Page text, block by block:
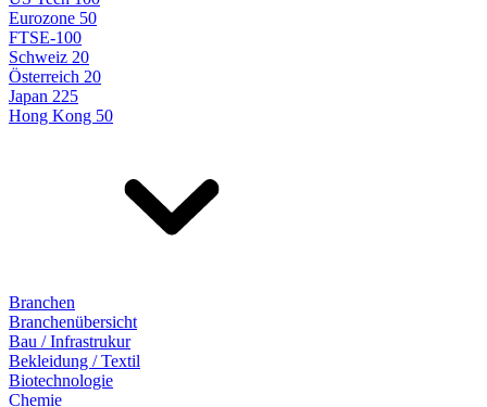
Eurozone 50
FTSE-100
Schweiz 20
Österreich 20
Japan 225
Hong Kong 50
Branchen
Branchenübersicht
Bau / Infrastrukur
Bekleidung / Textil
Biotechnologie
Chemie